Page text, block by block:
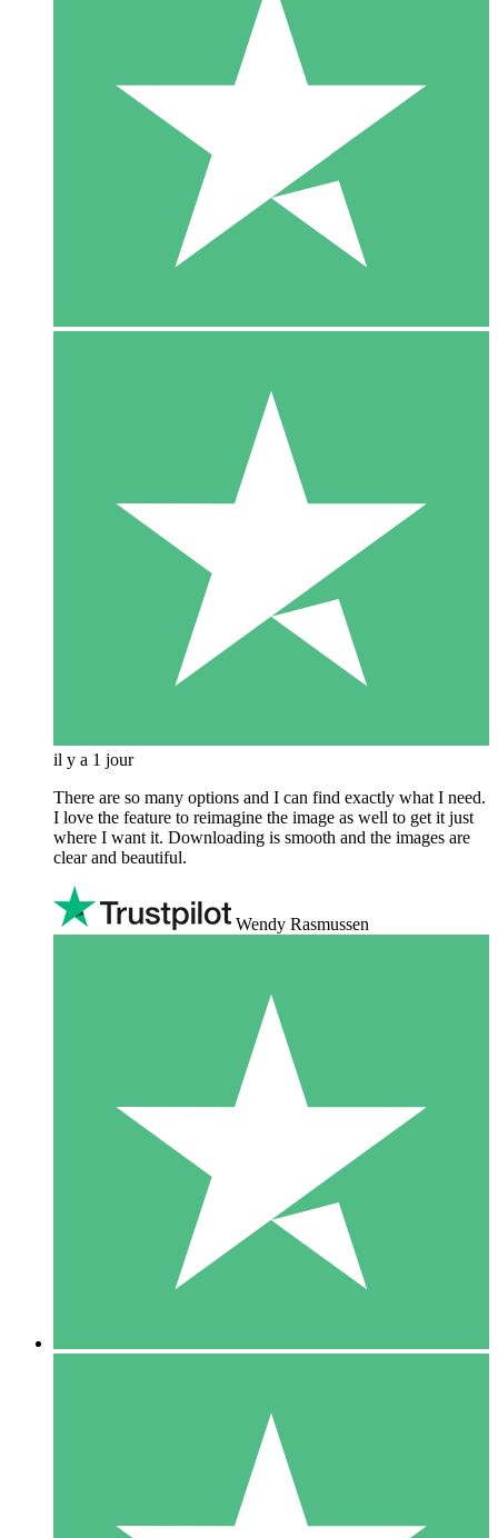
il y a 1 jour
There are so many options and I can find exactly what I need.
I love the feature to reimagine the image as well to get it just
where I want it. Downloading is smooth and the images are
clear and beautiful.
Wendy Rasmussen